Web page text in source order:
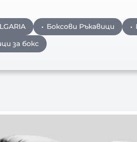
Боксови Ръкавици
за бокс